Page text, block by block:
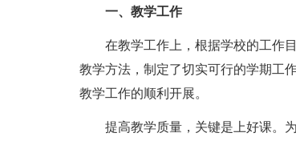
一、教学工作
在教学工作上，根据学校的工作
教学方法，制定了切实可行的学期工
教学工作的顺利开展。
提高教学质量，关键是上好课。